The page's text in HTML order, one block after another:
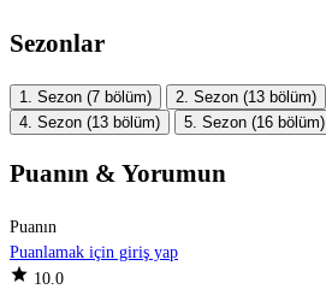
Sezonlar
1. Sezon (7 bölüm) 2. Sezon (13 bölüm)
4. Sezon (13 bölüm) 5. Sezon (16 bölüm)
Puanın & Yorumun
Puanın
Puanlamak için giriş yap
star 10.0